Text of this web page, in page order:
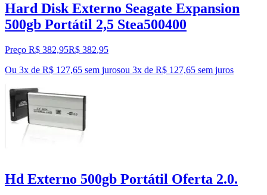
Hard Disk Externo Seagate Expansion
500gb Portátil 2,5 Stea500400
Preço R$ 382,95R$ 382,95
Ou 3x de R$ 127,65 sem jurosou 3x de R$ 127,65 sem juros
Hd Externo 500gb Portátil Oferta 2.0.